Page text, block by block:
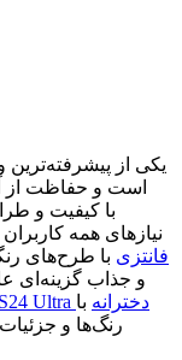
است و حفاظت از
نیازهای همه
قاب گوشی S24 Ultra فانتزی با طرح‌های
و جذاب
قاب گوشی S24 Ultra دخترانه با
رنگ‌ها و